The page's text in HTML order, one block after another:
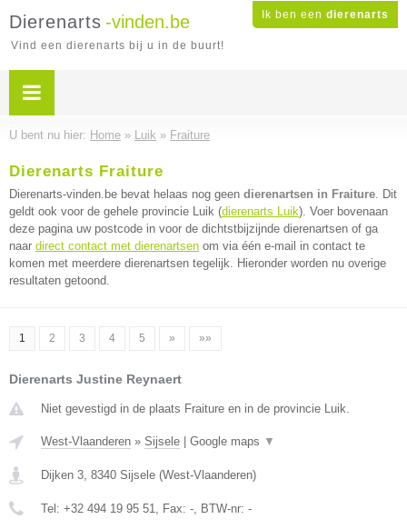
Ik ben een dierenarts
Dierenarts -vinden.be
Vind een dierenarts bij u in de buurt!
U bent nu hier: Home » Luik » Fraiture
Dierenarts Fraiture
Dierenarts-vinden.be bevat helaas nog geen dierenartsen in Fraiture. Dit
geldt ook voor de gehele provincie Luik (dierenarts Luik). Voer bovenaan
deze pagina uw postcode in voor de dichtstbijzijnde dierenartsen of ga
naar direct contact met dierenartsen om via één e-mail in contact te
komen met meerdere dierenartsen tegelijk. Hieronder worden nu overige
resultaten getoond.
1 2 3 4 5 » »»
Dierenarts Justine Reynaert
Niet gevestigd in de plaats Fraiture en in de provincie Luik.
West-Vlaanderen » Sijsele Google maps ▼
Dijken 3, 8340 Sijsele (West-Vlaanderen)
Tel: +32 494 19 95 51, Fax: -, BTW-nr: -